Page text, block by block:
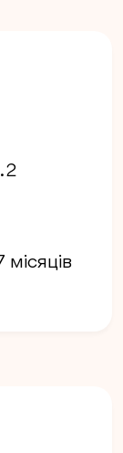
2
місяців